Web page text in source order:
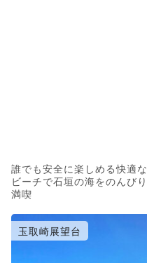
誰でも安全に楽しめる快適な
ビーチで石垣の海をのんびり
満喫
玉取崎展望台